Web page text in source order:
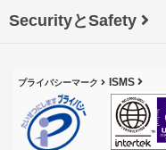
SecurityとSafety
プライバシーマーク ISMS